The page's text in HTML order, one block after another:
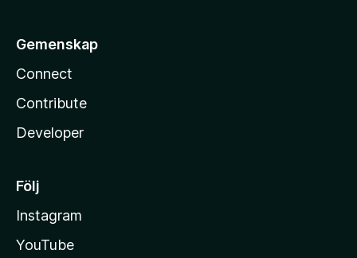
Gemenskap
Connect
Contribute
Developer
Följ
Instagram
YouTube